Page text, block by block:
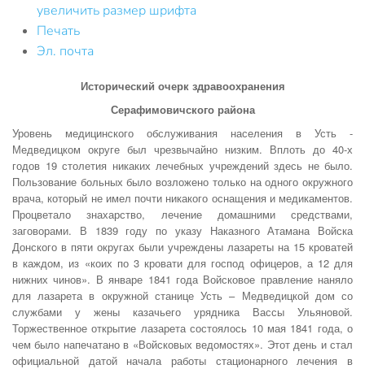
увеличить размер шрифта
Печать
Эл. почта
Исторический очерк здравоохранения
Серафимовичского района
Уровень медицинского обслуживания населения в Усть -
Медведицком округе был чрезвычайно низким. Вплоть до 40-х
годов 19 столетия никаких лечебных учреждений здесь не было.
Пользование больных было возложено только на одного окружного
врача, который не имел почти никакого оснащения и медикаментов.
Процветало знахарство, лечение домашними средствами,
заговорами. В 1839 году по указу Наказного Атамана Войска
Донского в пяти округах были учреждены лазареты на 15 кроватей
в каждом, из «коих по 3 кровати для господ офицеров, а 12 для
нижних чинов». В январе 1841 года Войсковое правление наняло
для лазарета в окружной станице Усть – Медведицкой дом со
службами у жены казачьего урядника Вассы Ульяновой.
Торжественное открытие лазарета состоялось 10 мая 1841 года, о
чем было напечатано в «Войсковых ведомостях». Этот день и стал
официальной датой начала работы стационарного лечения в